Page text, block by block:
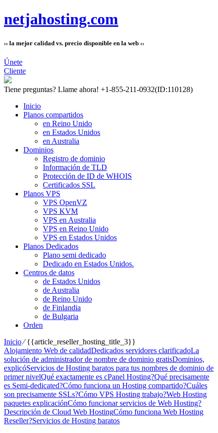
netjahosting.com
›› la mejor calidad vs. precio disponible en la web ‹‹
Únete
Cliente
Tiene preguntas? Llame ahora! +1-855-211-0932(ID:110128)
Inicio
Planos compartidos
en Reino Unido
en Estados Unidos
en Australia
Dominios
Registro de dominio
Información de TLD
Protección de ID de WHOIS
Certificados SSL
Planos VPS
VPS OpenVZ
VPS KVM
VPS en Australia
VPS en Reino Unido
VPS en Estados Unidos
Planos Dedicados
Plano semi dedicado
Dedicado en Estados Unidos.
Centros de datos
de Estados Unidos
de Australia
de Reino Unido
de Finlandia
de Bulgaria
Orden
Inicio⁄{{article_reseller_hosting_title_3}}
Alojamiento Web de calidadDedicados servidores clarificadoLa
solución de administrador de nombre de dominio gratisDominios,
explicóServicios de Hosting baratos para tus nombres de dominio de
primer nivelQué exactamente es cPanel Hosting?Qué precisamente
es Semi-dedicated?Cómo funciona un Hosting compartido?Cuáles
son precisamente SSLs?Cómo VPS Hosting trabajo?Web Hosting
paquetes explicaciónCómo funcionar servicios de Web Hosting?
Descripción de Cloud Web HostingCómo funciona Web Hosting
Reseller?Servicios de Hosting baratos